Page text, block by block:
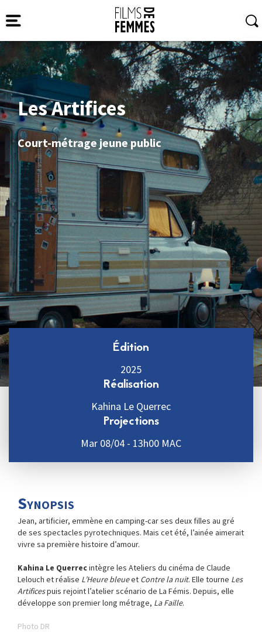
Les Artifices
Court-métrage jeune public
Édition
2025
Réalisation
Kahina Le Querrec
Projections
Mar 08/04 - 13h00 MAC
Synopsis
Jean, artificier, emmène en camping-car ses deux filles au gré
de ses spectacles pyrotechniques. Mais cet été, l’ainée aimerait
vivre sa première histoire d’amour.
Kahina Le Querrecintègre les Ateliers du cinéma de Claude
Lelouch et réalise L’Heure bleueet Contre la nuit. Elle tourne Les
Artificespuis rejoint l’atelier scénario de La Fémis. Depuis, elle
développe son premier long métrage, La Faille.
Photo DR